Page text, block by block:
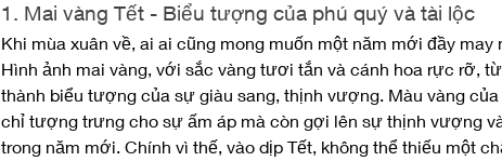
1. Mai vàng Tết - Biểu tượng của phú quý và tài lộc
Khi mùa xuân về, ai ai cũng mong muốn một năm mới đầy may
Hình ảnh mai vàng, với sắc vàng tươi tắn và cánh hoa rực rỡ,
thành biểu tượng của sự giàu sang, thịnh vượng. Màu vàng
chỉ tượng trưng cho sự ấm áp mà còn gợi lên sự thịnh vượng
trong năm mới. Chính vì thế, vào dịp Tết, không thể thiếu một